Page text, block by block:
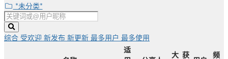
*未分类*
综合 受欢迎 新发布 新更新 最多用户 最多使用
适
大 获
频